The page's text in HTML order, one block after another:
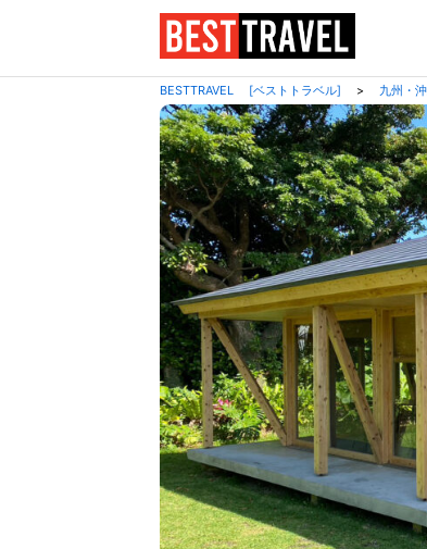
BESTTRAVEL [ベストトラベル] > 九州・